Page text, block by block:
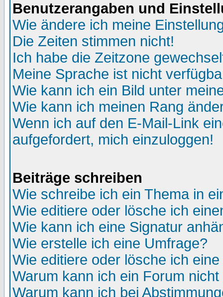
Benutzerangaben und
Wie ändere ich meine
Die Zeiten stimmen nicht!
Ich habe die Zeitzone
Meine Sprache ist nicht
Wie kann ich ein Bild unter
Wie kann ich meinen Rang
Wenn ich auf den E-Mail-Link
aufgefordert, mich einzuloggen!
Beiträge schreiben
Wie schreibe ich ein Thema in
Wie editiere oder lösche ich
Wie kann ich eine Signatur
Wie erstelle ich eine Umfrage?
Wie editiere oder lösche ich
Warum kann ich ein Forum
Warum kann ich bei